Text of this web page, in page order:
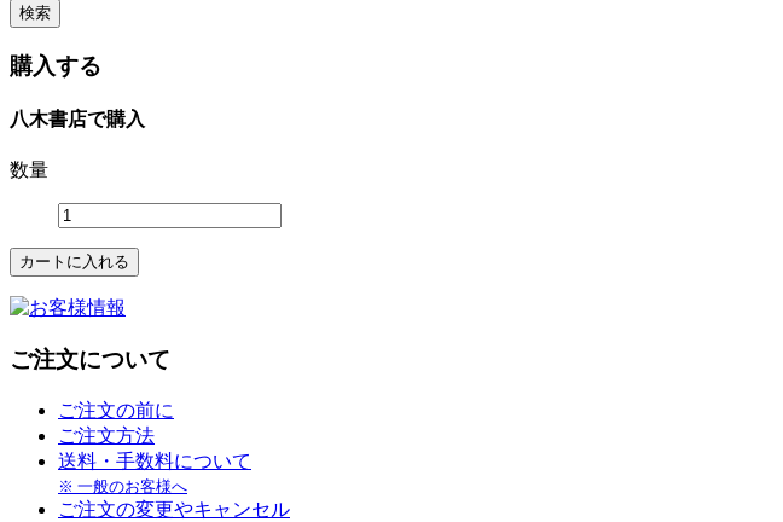
購入する
八木書店で購入
数量
ご注文について
ご注文の前に
ご注文方法
送料・手数料について
※ 一般のお客様へ
ご注文の変更やキャンセル